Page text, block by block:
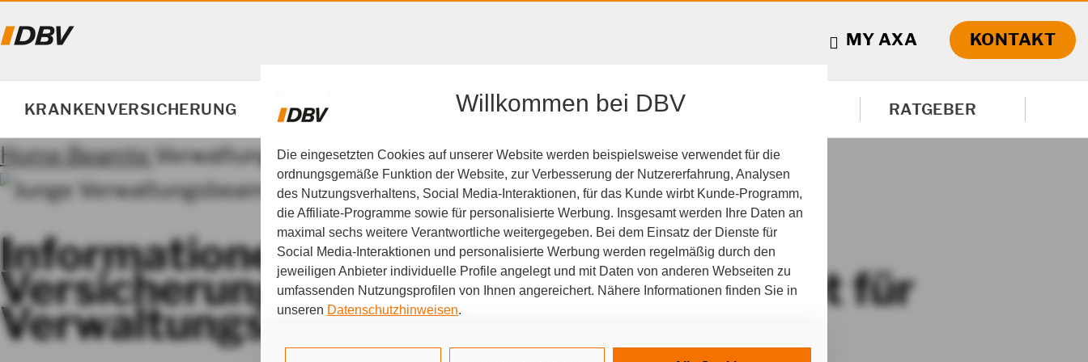
Willkommen bei DBV
Die eingesetzten Cookies auf unserer Website werden beispielsweise verwendet für die
ordnungsgemäße Funktion der Website, zur Verbesserung der Nutzererfahrung, Analysen
des Nutzungsverhaltens, Social Media-Interaktionen, für das Kunde wirbt Kunde-Programm,
die Affiliate-Programme sowie für personalisierte Werbung. Insgesamt werden Ihre Daten an
maximal sechs weitere Verantwortliche weitergegeben. Bei dem Einsatz der Dienste für
Social Media-Interaktionen und personalisierte Werbung werden regelmäßig durch den
jeweiligen Anbieter individuelle Profile angelegt und mit Daten von anderen Webseiten zu
umfassenden Nutzungsprofilen von Ihnen angereichert. Nähere Informationen finden Sie in
unseren Datenschutzhinweisen.
Durch den Klick auf „Alle Cookies akzeptieren" stimmen Sie für alle nicht technisch
MY AXA KONTAKT
KRANKENVERSICHERUNG
VORSORGE
HAFTPFLICHT, RECHT &
RENTE &
RATGEBER
HomeBeamte Verwaltungsbeamte
Informationen zum
VersicherungsschutzBeratungskonzept für
Verwaltungsbeamte